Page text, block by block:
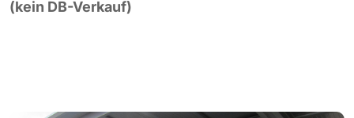
(kein DB-Verkauf)